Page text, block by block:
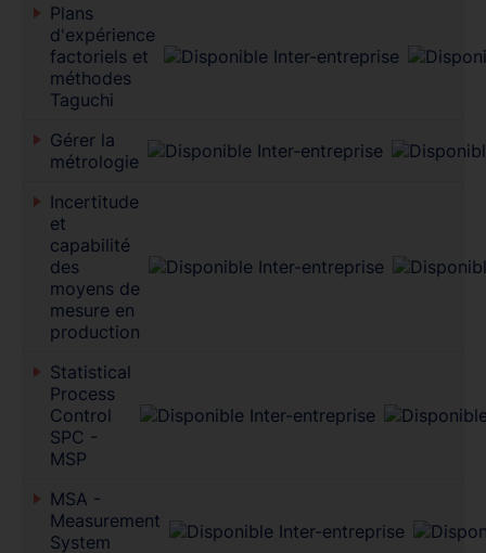
Plans
d'expérience
factoriels et
méthodes
Taguchi
Gérer la
métrologie
Incertitude
et
capabilité
des
moyens de
mesure en
production
Statistical
Process
Control
SPC -
MSP
MSA -
Measurement
System